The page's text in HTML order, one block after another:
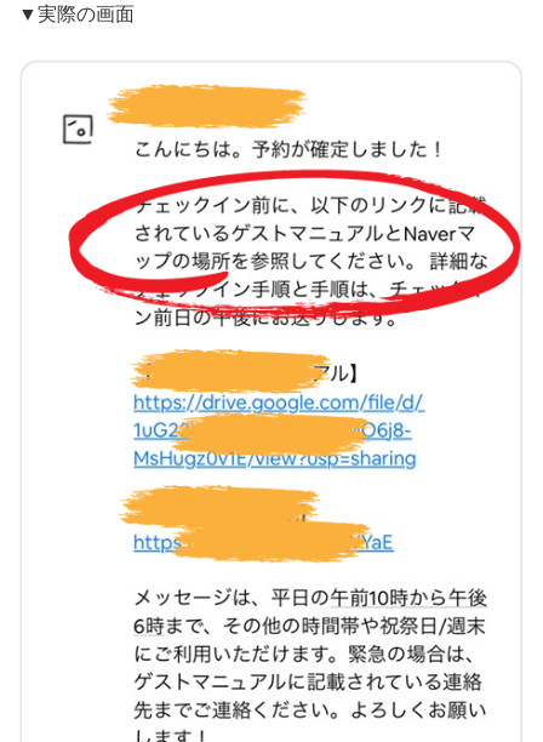
▼実際の画面